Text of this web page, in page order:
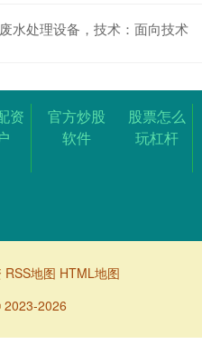
水处理设备，技术：面向技术
资
官方炒股
软件
股票怎么
玩杠杆
RSS地图 HTML地图
2026